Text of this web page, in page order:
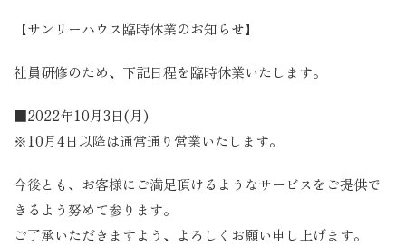
【サンリーハウス臨時休業のお知らせ】
社員研修のため、下記日程を臨時休業いたします。
■2022年10月3日(月)
※10月4日以降は通常通り営業いたします。
今後とも、お客様にご満足頂けるようなサービスをご提供で
きるよう努めて参ります。
ご了承いただきますよう、よろしくお願い申し上げます。
施工事例
リフォーム